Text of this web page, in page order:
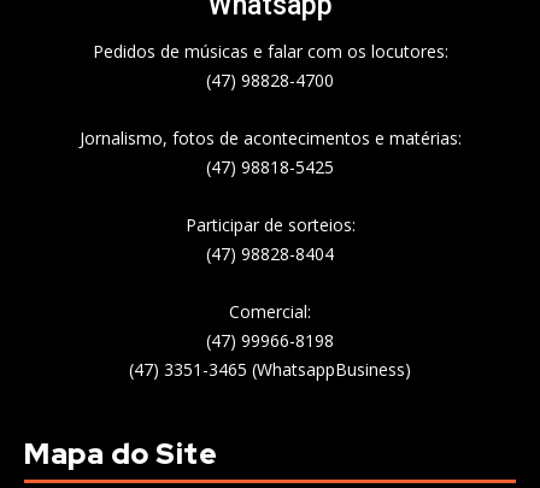
Pedidos de músicas e falar com os locutores:
(47) 98828-4700
Jornalismo, fotos de acontecimentos e matérias:
(47) 98818-5425
Participar de sorteios:
(47) 98828-8404
Comercial:
(47) 99966-8198
(47) 3351-3465 (WhatsappBusiness)
Mapa do Site